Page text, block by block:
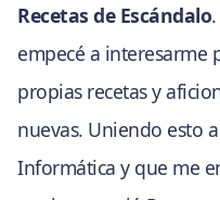
Recetas de Escándalo
empecé a interesarme
propias recetas y
nuevas. Uniendo esto
Informática y que me